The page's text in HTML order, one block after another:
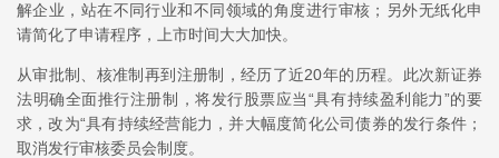
解企业，站在不同行业和不同领域的角度进行审核；另外无纸化申
请简化了申请程序，上市时间大大加快。
从审批制、核准制再到注册制，经历了近20年的历程。此次新证券
法明确全面推行注册制，将发行股票应当“具有持续盈利能力”的要
求，改为“具有持续经营能力，并大幅度简化公司债券的发行条件；
取消发行审核委员会制度。